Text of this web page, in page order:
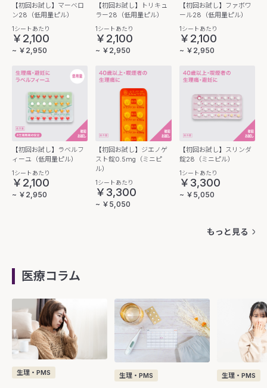
【初回お試し】マーベロ
ン28（低用量ピル）
1シートあたり
￥2,100
~ ￥2,950
【初回お試し】トリキュ
ラー28（低用量ピル）
1シートあたり
￥2,100
~ ￥2,950
【初回お試し】ファボワ
ール28（低用量ピル）
1シートあたり
￥2,100
~ ￥2,950
【初回お試し】ラベルフ
ィーユ（低用量ピル）
1シートあたり
￥2,100
~ ￥2,950
【初回お試し】ジエノゲ
スト錠0.5mg（ミニピ
ル）
1シートあたり
￥3,300
~ ￥5,050
【初回お試し】スリンダ
錠28（ミニピル）
1シートあたり
￥3,300
~ ￥5,050
もっと見る
医療コラム
生理・PMS 生理・PMS 生理・PMS